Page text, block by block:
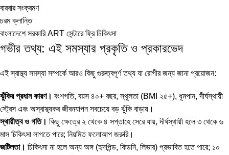
বারবার সংক্রমণ
চরম ক্লান্তি
বাংলাদেশে সরকারি ART সেন্টারে ফ্রি চিকিৎসা
গভীর তথ্য: এই সমস্যার প্রকৃতি ও প্রকারভেদ
এই স্বাস্থ্য সমস্যা সম্পর্কে আরও কিছু গুরুত্বপূর্ণ তথ্য যা রোগীর জন্য জানা প্রয়োজন:
ঝুঁকির প্রধান কারণ। বংশগতি, বয়স ৪০+ বছর, স্থূলতা (BMI ২৫+), ধূমপান, দীর্ঘস্থায়ী
স্ট্রেস এবং অস্বাস্থ্যকর জীবনযাপন সবচেয়ে বড় ঝুঁকি বাড়ায়।
স্থায়ীত্ব ও গতি। কিছু ক্ষেত্রে ২ থেকে ৪ সপ্তাহে সেরে যায়, দীর্ঘস্থায়ী হলে ৩ থেকে ৬
মাস চিকিৎসা লাগতে পারে; নিয়মিত ফলোআপ জরুরি।
জটিলতা। চিকিৎসা না হলে অন্য অঙ্গ (হৃদপিন্ড, কিডনি, লিভার) প্রভাবিত হতে পারে; ১০